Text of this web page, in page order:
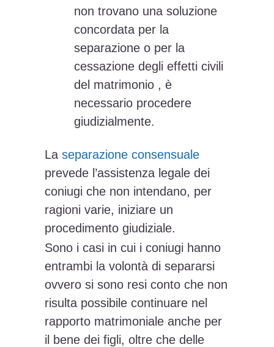
non trovano una soluzione
concordata per la
separazione o per la
cessazione degli effetti civili
del matrimonio , è
necessario procedere
giudizialmente.
Laseparazione consensuale
prevede l’assistenza legale dei
coniugi che non intendano, per
ragioni varie, iniziare un
procedimento giudiziale.
Sono i casi in cui i coniugi hanno
entrambi la volontà di separarsi
ovvero si sono resi conto che non
risulta possibile continuare nel
rapporto matrimoniale anche per
il bene dei figli, oltre che delle